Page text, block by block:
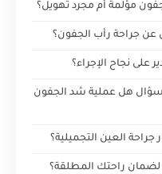
مؤلمة أم مجرد تهويل؟
عن جراحة رأب الجفون؟
على نجاح الإجراء؟
سؤال هل عملية شد الجفون
جراحة العين التجميلية؟
لضمان راحتك المطلقة؟